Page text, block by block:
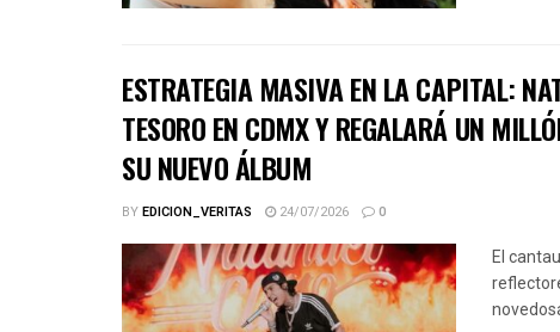
ESTRATEGIA MASIVA EN LA CAPITAL:
TESORO EN CDMX Y REGALARÁ UN
SU NUEVO ÁLBUM
BYEDICION_VERITAS 24/07/2026 0
El